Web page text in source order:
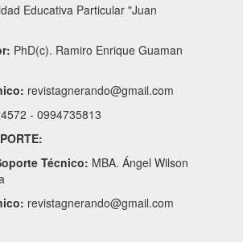
Educativa Particular "Juan
PhD(c). Ramiro Enrique Guaman
revistagnerando@gmail.com
- 0994735813
Técnico: MBA. Ángel Wilson
revistagnerando@gmail.com